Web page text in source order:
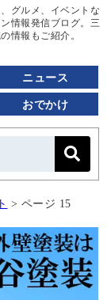
グルメ、イベントな
情報発信ブログ。三
情報もご紹介。
ニュース
おでかけ
> ページ 15